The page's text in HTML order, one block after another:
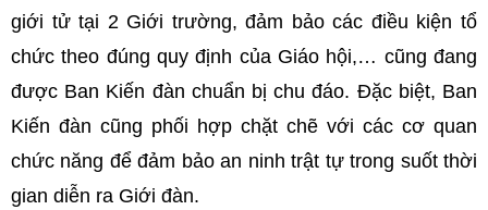
giới tử tại 2 Giới trường, đảm bảo các điều kiện tổ
chức theo đúng quy định của Giáo hội,… cũng đang
được Ban Kiến đàn chuẩn bị chu đáo. Đặc biệt, Ban
Kiến đàn cũng phối hợp chặt chẽ với các cơ quan
chức năng để đảm bảo an ninh trật tự trong suốt thời
gian diễn ra Giới đàn.